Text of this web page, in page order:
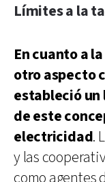
Límites a la
En cuanto a
otro aspecto
estableció un
de este
electricidad.
y las
como agentes